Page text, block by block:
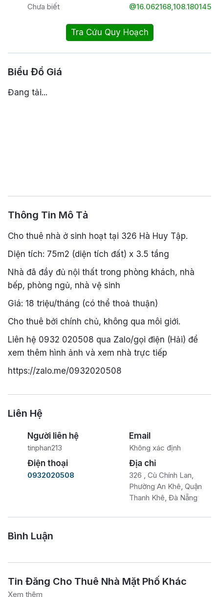
Chưa biết @16.062168,108.180145
Tra Cứu Quy Hoạch
Biểu Đồ Giá
Đang tải...
Thông Tin Mô Tả
Cho thuê nhà ở sinh hoạt tại 326 Hà Huy Tập.
Diện tích: 75m2 (diện tích đất) x 3.5 tầng
Nhà đã đầy đủ nội thất trong phòng khách, nhà
bếp, phòng ngủ, nhà vệ sinh
Giá: 18 triệu/tháng (có thể thoả thuận)
Cho thuê bởi chính chủ, không qua môi giới.
Liên hệ 0932 020508 qua Zalo/gọi điện (Hải) để
xem thêm hình ảnh và xem nhà trực tiếp
https://zalo.me/0932020508
Liên Hệ
Người liên hệ
tinphan213
Email
Không xác định
Điện thoại
0932020508
Địa chỉ
326 , Cù Chính Lan,
Phường An Khê, Quận
Thanh Khê, Đà Nẵng
Bình Luận
Tin Đăng Cho Thuê Nhà Mặt Phố Khác
Xem thêm